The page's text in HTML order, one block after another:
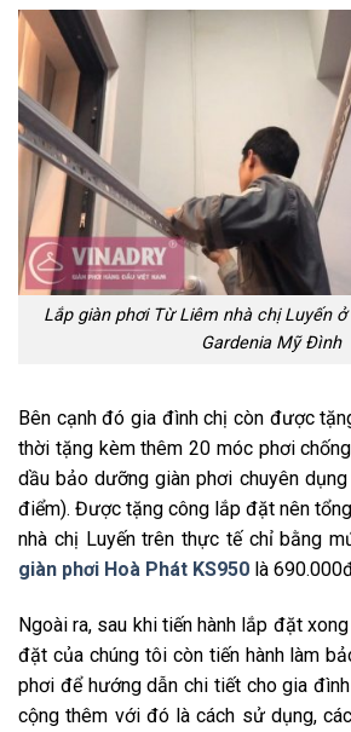
Lắp giàn phơi Từ Liêm nhà chị Luyến
Gardenia Mỹ Đình
Bên cạnh đó gia đình chị còn được
thời tặng kèm thêm 20 móc phơi
dầu bảo dưỡng giàn phơi chuyên
điểm). Được tặng công lắp đặt nên
nhà chị Luyến trên thực tế chỉ bằng
giàn phơi Hoà Phát KS950 là
Ngoài ra, sau khi tiến hành lắp đặt
đặt của chúng tôi còn tiến hành làm
phơi để hướng dẫn chi tiết cho gia
cộng thêm với đó là cách sử dụng,